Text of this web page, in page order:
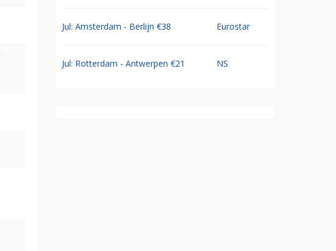
Jul: Amsterdam - Berlijn €38 Eurostar
Jul: Rotterdam - Antwerpen €21 NS